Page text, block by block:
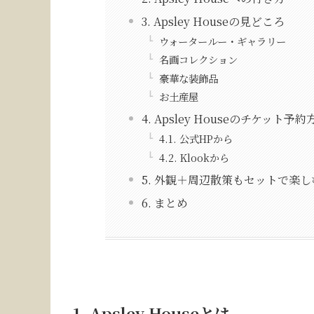
3. Apsley Houseの見どころ
ウォータールー・ギャラリー
名画コレクション
豪華な装飾品
お土産屋
4. Apsley Houseのチケット予約
4.1. 公式HPから
4.2. Klookから
5. 外観＋周辺散策もセットで楽
6. まとめ